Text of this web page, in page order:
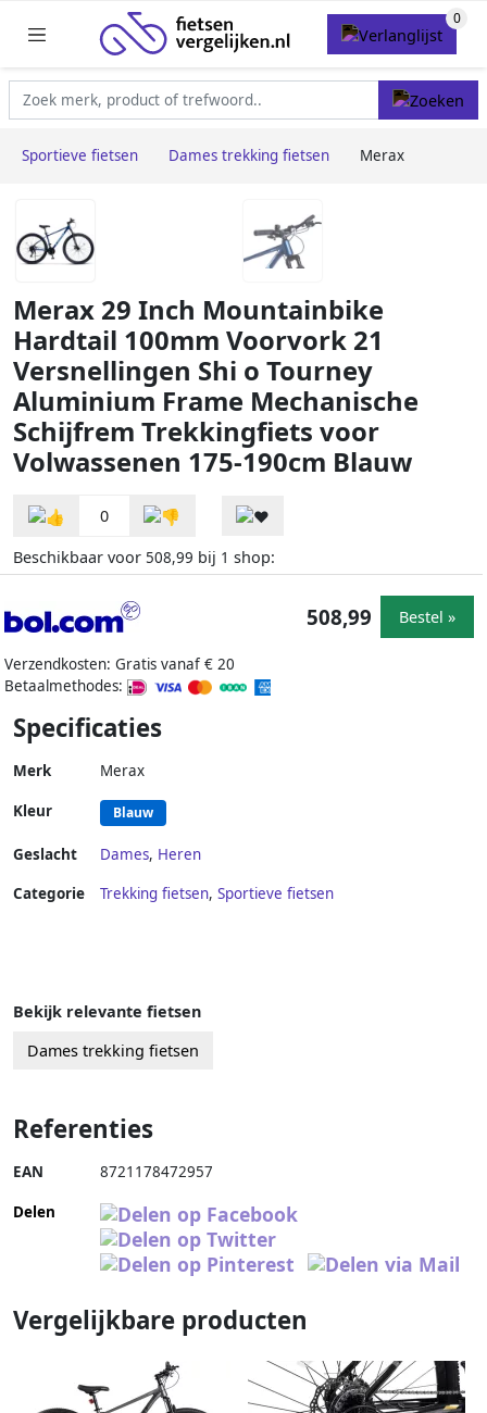
Sportieve fietsen Dames trekking fietsen Merax
Merax 29 Inch Mountainbike
Hardtail 100mm Voorvork 21
Versnellingen Shi o Tourney
Aluminium Frame Mechanische
Schijfrem Trekkingfiets voor
Volwassenen 175-190cm Blauw
0
Beschikbaar voor 508,99 bij 1 shop:
Verzendkosten: Gratis vanaf € 20
Betaalmethodes:
508,99 Bestel »
Specificaties
Merk Merax
Kleur Blauw
Geslacht Dames, Heren
Categorie
Trekking fietsen, Sportieve fietsen
Bekijk relevante fietsen
Dames trekking fietsen
Referenties
EAN 8721178472957
Delen
Vergelijkbare producten